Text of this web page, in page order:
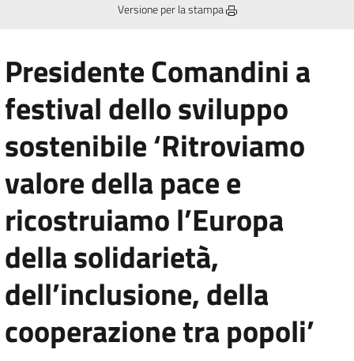
Versione per la stampa
Presidente Comandini a
festival dello sviluppo
sostenibile ‘Ritroviamo
valore della pace e
ricostruiamo l’Europa
della solidarietà,
dell’inclusione, della
cooperazione tra popoli’